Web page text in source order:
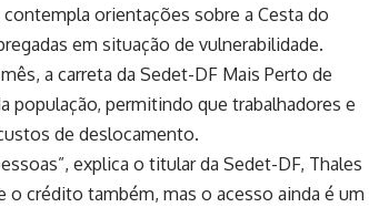
orientações sobre a Cesta do
em situação de vulnerabilidade.
a carreta da Sedet-DF Mais Perto de
população, permitindo que trabalhadores e
de deslocamento.
explica o titular da Sedet-DF, Thales
o crédito também, mas o acesso ainda é um